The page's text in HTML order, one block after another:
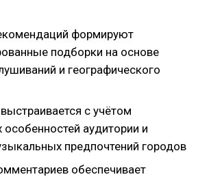
формируют
подборки на основе
и географического
с учётом
особенностей аудитории и
предпочтений городов
обеспечивает